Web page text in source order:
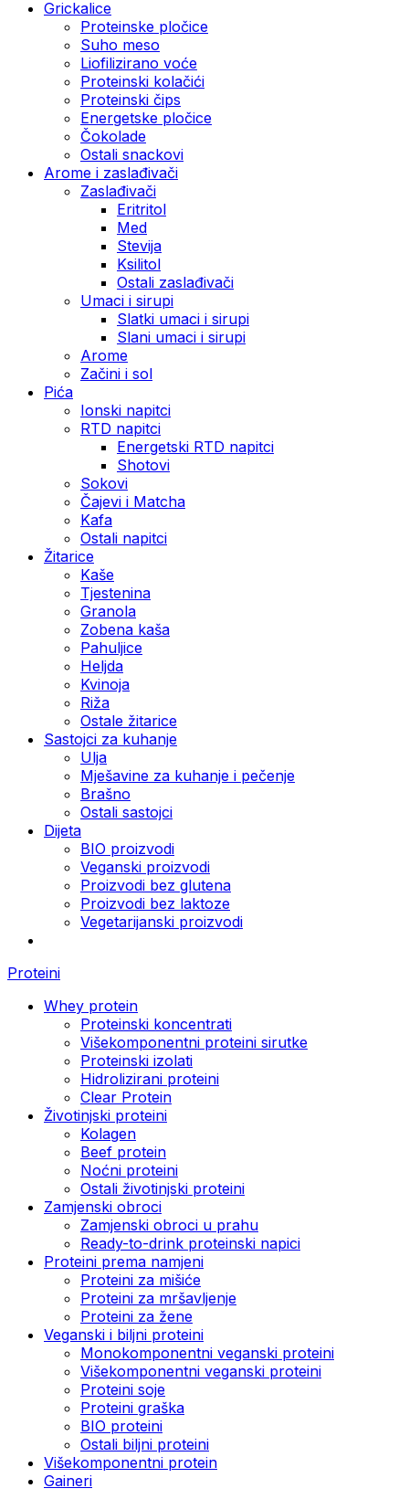
Grickalice
Proteinske pločice
Suho meso
Liofilizirano voće
Proteinski kolačići
Proteinski čips
Energetske pločice
Čokolade
Ostali snackovi
Arome i zaslađivači
Zaslađivači
Eritritol
Med
Stevija
Ksilitol
Ostali zaslađivači
Umaci i sirupi
Slatki umaci i sirupi
Slani umaci i sirupi
Arome
Začini i sol
Pića
Ionski napitci
RTD napitci
Energetski RTD napitci
Shotovi
Sokovi
Čajevi i Matcha
Kafa
Ostali napitci
Žitarice
Kaše
Tjestenina
Granola
Zobena kaša
Pahuljice
Heljda
Kvinoja
Riža
Ostale žitarice
Sastojci za kuhanje
Ulja
Mješavine za kuhanje i pečenje
Brašno
Ostali sastojci
Dijeta
BIO proizvodi
Veganski proizvodi
Proizvodi bez glutena
Proizvodi bez laktoze
Vegetarijanski proizvodi
Proteini
Whey protein
Proteinski koncentrati
Višekomponentni proteini sirutke
Proteinski izolati
Hidrolizirani proteini
Clear Protein
Životinjski proteini
Kolagen
Beef protein
Noćni proteini
Ostali životinjski proteini
Zamjenski obroci
Zamjenski obroci u prahu
Ready-to-drink proteinski napici
Proteini prema namjeni
Proteini za mišiće
Proteini za mršavljenje
Proteini za žene
Veganski i biljni proteini
Monokomponentni veganski proteini
Višekomponentni veganski proteini
Proteini soje
Proteini graška
BIO proteini
Ostali biljni proteini
Višekomponentni protein
Gaineri